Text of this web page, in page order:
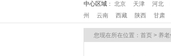
中心区域 ： 北京 天津 河北
州
云南 西藏 陕西 甘肃
您现在所在位置： 首页 > 养